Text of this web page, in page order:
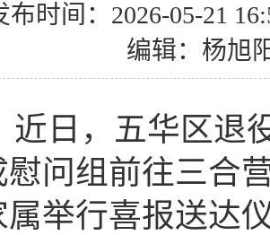
布时间：2026-05-21
编辑：杨旭
近日，五华区退
慰问组前往三合
属举行喜报送达